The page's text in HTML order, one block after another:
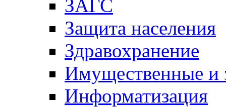
ЗАГС
Защита населения
Здравохранение
Имущественные и
Информатизация